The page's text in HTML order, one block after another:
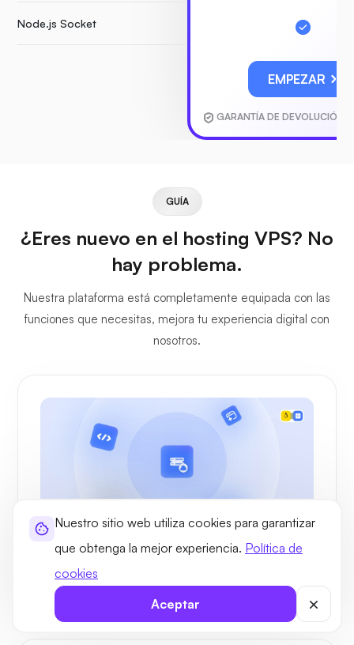
Nuestro sitio web utiliza cookies para garantizar
que obtenga la mejor experiencia. Política de
cookies
Aceptar
Node.js Socket
EMPEZAR
GARANTÍA DE DEVOLUCIÓN
GUÍA
¿Eres nuevo en el hosting VPS? No
hay problema.
Nuestra plataforma está completamente equipada con las
funciones que necesitas, mejora tu experiencia digital con
nosotros.
Casos de uso
Casos de uso y propósito del alojamiento
VPS administrado en Israel